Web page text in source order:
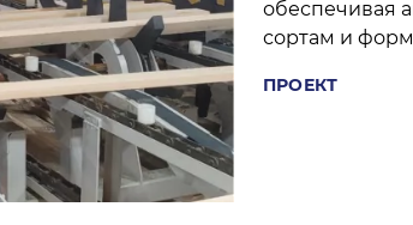
обеспечивая
сортам и
ПРОЕКТ